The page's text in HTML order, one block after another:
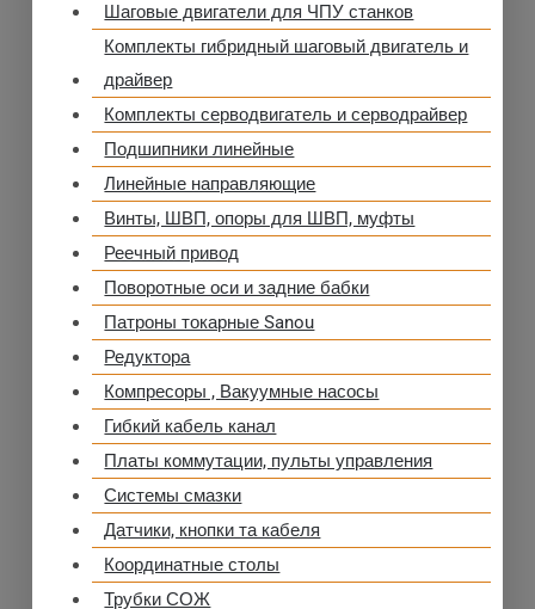
Шаговые двигатели для ЧПУ станков
Комплекты гибридный шаговый двигатель и
драйвер
Комплекты серводвигатель и серводрайвер
Подшипники линейные
Линейные направляющие
Винты, ШВП, опоры для ШВП, муфты
Реечный привод
Поворотные оси и задние бабки
Патроны токарные Sanou
Редуктора
Компресоры , Вакуумные насосы
Гибкий кабель канал
Платы коммутации, пульты управления
Системы смазки
Датчики, кнопки та кабеля
Координатные столы
Трубки СОЖ